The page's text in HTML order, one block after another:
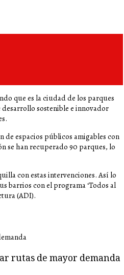
que es la ciudad de los parques
sostenible e innovador
de espacios públicos amigables con
se han recuperado 90 parques, lo
con estas intervenciones. Así lo
barrios con el programa ‘Todos al
(ADI).
rutas de mayor demanda